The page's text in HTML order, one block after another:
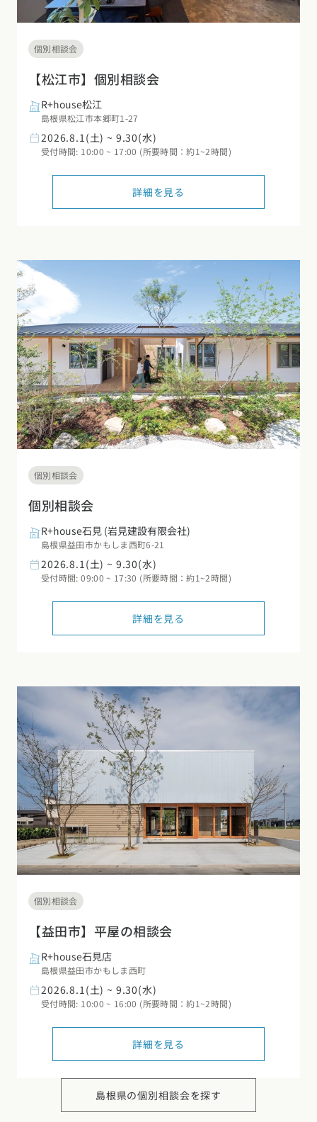
個別相談会
【松江市】個別相談会
R+house松江
島根県松江市本郷町1-27
2026.8.1(土) ~ 9.30(水)
受付時間: 10:00 ~ 17:00 (所要時間：約1~2時間)
詳細を見る
個別相談会
個別相談会
R+house石見 (岩見建設有限会社)
島根県益田市かもしま西町6-21
2026.8.1(土) ~ 9.30(水)
受付時間: 09:00 ~ 17:30 (所要時間：約1~2時間)
詳細を見る
個別相談会
【益田市】平屋の相談会
R+house石見店
島根県益田市かもしま西町
2026.8.1(土) ~ 9.30(水)
受付時間: 10:00 ~ 16:00 (所要時間：約1~2時間)
詳細を見る
島根県の個別相談会を探す